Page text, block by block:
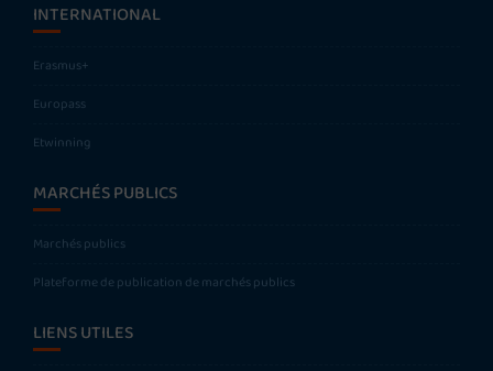
INTERNATIONAL
Erasmus+
Europass
Etwinning
MARCHÉS PUBLICS
Marchés publics
Plateforme de publication de marchés publics
LIENS UTILES